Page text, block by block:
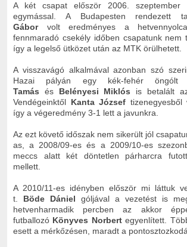
A két csapat először 2006. szeptember
egymással. A Budapesten rendezett
Gáborvolt eredményes a
fennmaradó csekély időben csapatunk nem
így a legelső ütközet után az MTK örülhetett.
A visszavágó alkalmával azonban szó
Hazai pályán egy kék-fehér öngólt
Tamás és Belényesi Miklós is betalált
Vendégeinktől Kanta József tizenegyesből
így a végeredmény 3-1 lett a javunkra.
Az ezt követő időszak nem sikerült jól
as, a 2008/09-es és a 2009/10-es
meccs alatt két döntetlen párharcra
mellett.
A 2010/11-es idényben először mi láttuk
t.
Böde Dániel góljával a vezetést is
hetvenharmadik percben az akkor
futballozó Könyves Norbertegyenlített.
esett a mérkőzésen, maradt a